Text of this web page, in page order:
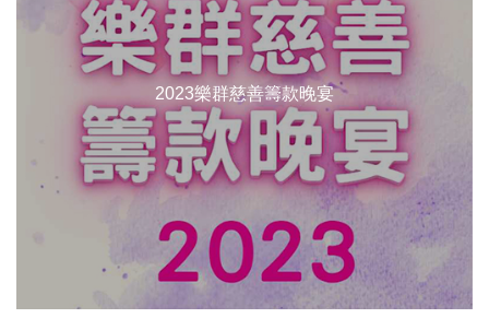
2023樂群慈善籌款晚宴